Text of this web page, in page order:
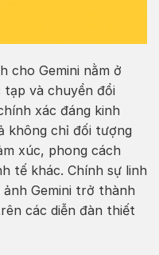
cho Gemini nằm ở
tạp và chuyển đổi
xác đáng kinh
không chỉ đối tượng
xúc, phong cách
tế khác. Chính sự linh
Gemini trở thành
các diễn đàn thiết